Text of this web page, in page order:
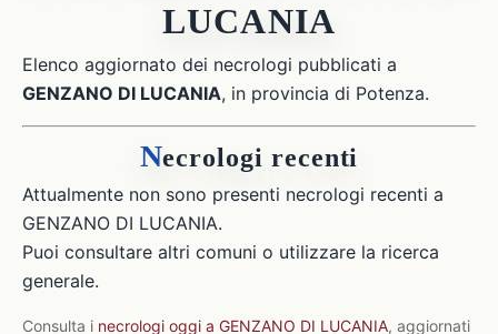
LUCANIA
Elenco aggiornato dei necrologi pubblicati a
GENZANO DI LUCANIA, in provincia di Potenza.
Necrologi recenti
Attualmente non sono presenti necrologi recenti a
GENZANO DI LUCANIA.
Puoi consultare altri comuni o utilizzare la ricerca
generale.
Consulta i necrologi oggi a GENZANO DI LUCANIA, aggiornati